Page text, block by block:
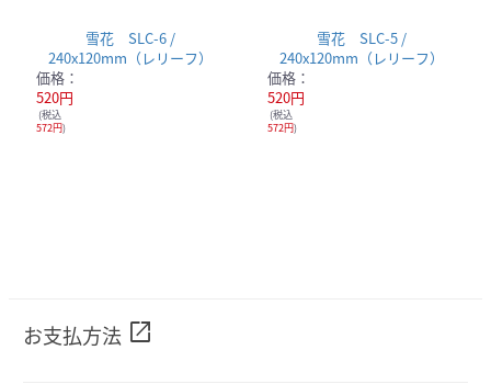
雪花 SLC-6 /
240x120mm（レリーフ）
価格：
520円
(税込
572円)
雪花 SLC-5 /
240x120mm（レリーフ）
価格：
520円
(税込
572円)
お支払方法 open_in_new